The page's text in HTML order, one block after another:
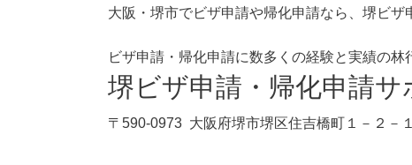
大阪・堺市でビザ申請や帰化申請なら、堺ビ
ビザ申請・帰化申請に数多くの経験と実績の林
堺ビザ申請・帰化申請サ
〒590-0973 大阪府堺市堺区住吉橋町１－２－